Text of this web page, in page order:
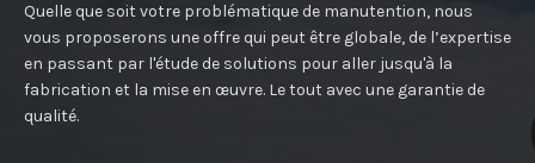
Quelle que soit votre problématique de manutention, nous
vous proposerons une offre qui peut être globale, de l’expertise
en passant par l'étude de solutions pour aller jusqu'à la
fabrication et la mise en œuvre. Le tout avec une garantie de
qualité.